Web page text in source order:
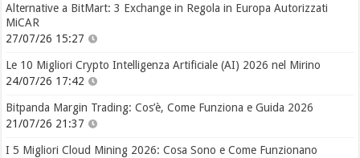
Alternative a BitMart: 3 Exchange in Regola in Europa Autorizzati
MiCAR
27/07/26 15:27
Le 10 Migliori Crypto Intelligenza Artificiale (AI) 2026 nel Mirino
24/07/26 17:42
Bitpanda Margin Trading: Cos’è, Come Funziona e Guida 2026
21/07/26 21:37
I 5 Migliori Cloud Mining 2026: Cosa Sono e Come Funzionano